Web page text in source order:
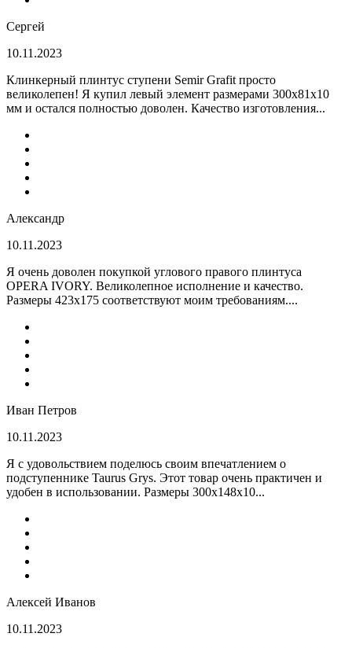
Сергей
10.11.2023
Клинкерный плинтус ступени Semir Grafit просто
великолепен! Я купил левый элемент размерами 300х81х10
мм и остался полностью доволен. Качество изготовления...
Александр
10.11.2023
Я очень доволен покупкой углового правого плинтуса
OPERA IVORY. Великолепное исполнение и качество.
Размеры 423х175 соответствуют моим требованиям....
Иван Петров
10.11.2023
Я с удовольствием поделюсь своим впечатлением о
подступеннике Taurus Grys. Этот товар очень практичен и
удобен в использовании. Размеры 300х148х10...
Алексей Иванов
10.11.2023